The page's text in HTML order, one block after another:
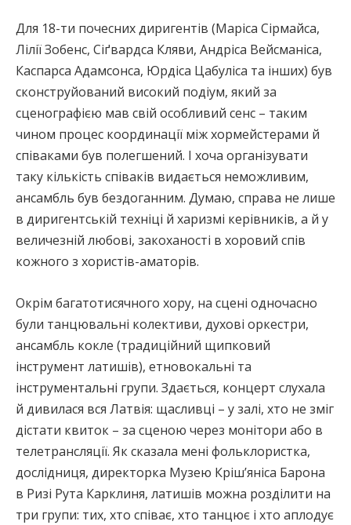
Для 18-ти почесних диригентів (Маріса Сірмайса,
Лілії Зобенс, Сіґвардса Кляви, Андріса Вейсманіса,
Каспарса Адамсонса, Юрдіса Цабуліса та інших) був
сконструйований високий подіум, який за
сценографією мав свій особливий сенс – таким
чином процес координації між хормейстерами й
співаками був полегшений. І хоча організувати
таку кількість співаків видається неможливим,
ансамбль був бездоганним. Думаю, справа не лише
в диригентській техніці й харизмі керівників, а й у
величезній любові, закоханості в хоровий спів
кожного з хористів-аматорів.
Окрім багатотисячного хору, на сцені одночасно
були танцювальні колективи, духові оркестри,
ансамбль кокле (традиційний щипковий
інструмент латишів), етновокальні та
інструментальні групи. Здається, концерт слухала
й дивилася вся Латвія: щасливці – у залі, хто не зміг
дістати квиток – за сценою через монітори або в
телетрансляції. Як сказала мені фольклористка,
дослідниця, директорка Музею Кріш’яніса Барона
в Ризі Рута Карклиня, латишів можна розділити на
три групи: тих, хто співає, хто танцює і хто аплодує